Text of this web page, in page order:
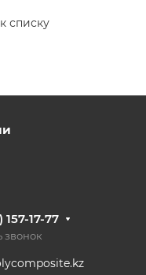
списку
157-17-77
звонок